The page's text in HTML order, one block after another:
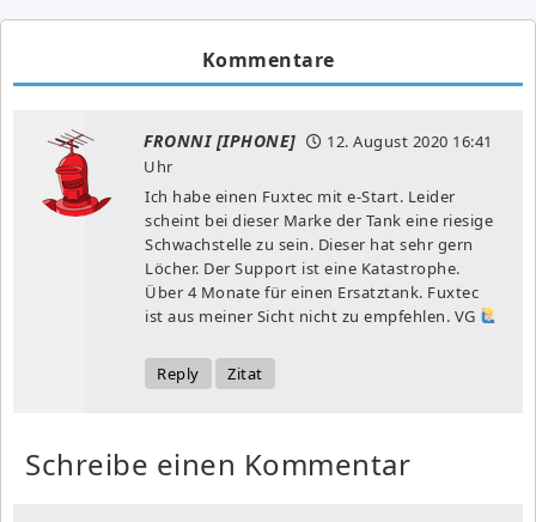
Kommentare
FRONNI [IPHONE] 12. August 2020 16:41
Uhr
Ich habe einen Fuxtec mit e-Start. Leider
scheint bei dieser Marke der Tank eine riesige
Schwachstelle zu sein. Dieser hat sehr gern
Löcher. Der Support ist eine Katastrophe.
Über 4 Monate für einen Ersatztank. Fuxtec
ist aus meiner Sicht nicht zu empfehlen. VG
Reply Zitat
Schreibe einen Kommentar